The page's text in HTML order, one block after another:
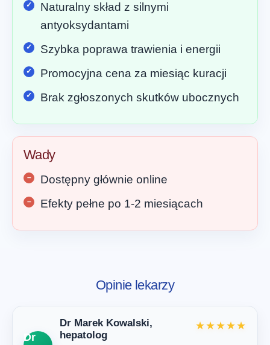
Naturalny skład z silnymi
antyoksydantami
Szybka poprawa trawienia i energii
Promocyjna cena za miesiąc kuracji
Brak zgłoszonych skutków ubocznych
Wady
Dostępny głównie online
Efekty pełne po 1-2 miesiącach
Opinie lekarzy
Dr
Dr Marek Kowalski,
hepatolog
★★★★★